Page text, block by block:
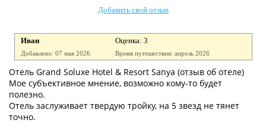
Добавить свой отзыв
Иван Оценка: 3
Добавлено: 07 мая 2026 Время путешествия: апрель 2026
Отель Grand Soluxe Hotel & Resort Sanya (отзыв об отеле)
Мое субъективное мнение, возможно кому-то будет
полезно.
Отель заслуживает твердую тройку, на 5 звезд не тянет
точно.